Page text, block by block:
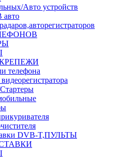
Авто устройств
авто
телефона
DVB-T,ПУЛЬТЫ